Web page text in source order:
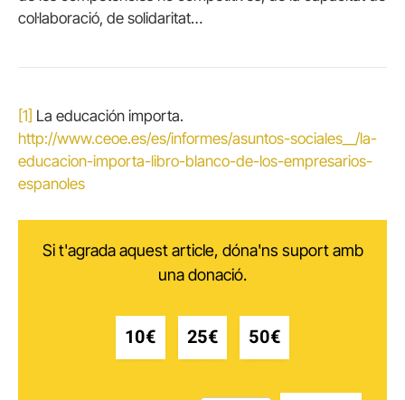
col·laboració, de solidaritat…
[1] La educación importa.
http://www.ceoe.es/es/informes/asuntos-sociales__/la-
educacion-importa-libro-blanco-de-los-empresarios-
espanoles
Si t'agrada aquest article, dóna'ns suport amb
una donació.
10€ 25€ 50€